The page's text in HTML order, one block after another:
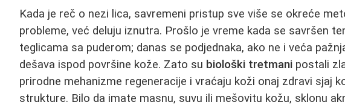
Kada je reč o nezi lica, savremeni pristup sve više se okreće
probleme, već deluju iznutra. Prošlo je vreme kada se savršen
teglicama sa puderom; danas se podjednaka, ako ne i veća
dešava ispod površine kože. Zato su biološki tretmani postali
prirodne mehanizme regeneracije i vraćaju koži onaj zdravi sjaj
strukture. Bilo da imate masnu, suvu ili mešovitu kožu, sklonu